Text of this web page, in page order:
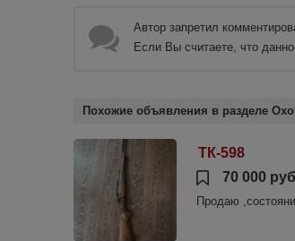
Автор запретил
Если Вы считаете, что
Похожие объявления в разделе
ТК-598
70 000
Продаю